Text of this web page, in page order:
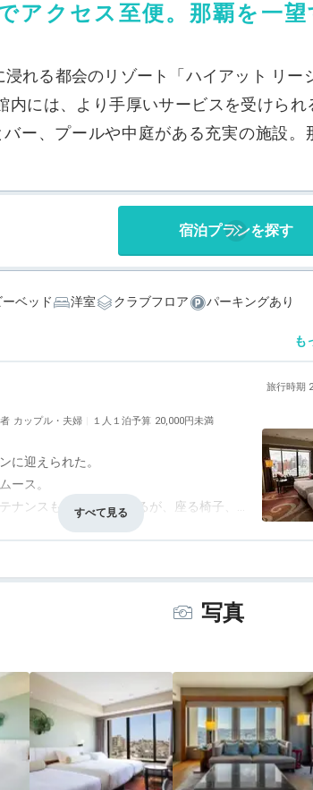
アクセス至便。那覇を一望
れる都会のリゾート「ハイアット リー
内には、より手厚いサービスを受けられ
ー、プールや中庭がある充実の施設。
宿泊プランを探す
ベッド 洋室 クラブフロア
パーキングあり
も
旅行時期
カップル・夫婦 １人１泊予算 20,000円未満
に迎えられた。
ース。
ナンスも行き届いているが、座る椅子、
。ベッドの寝心地は良いが、リネン類の
評価なし バリアフリー
写真